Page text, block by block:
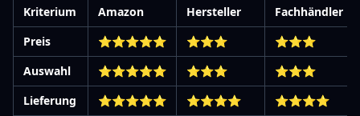
Kriterium Amazon Hersteller
Fachhändler
Preis
⭐⭐⭐⭐⭐ ⭐⭐⭐
⭐⭐⭐
Auswahl
⭐⭐⭐⭐⭐ ⭐⭐⭐
⭐⭐⭐
Lieferung
⭐⭐⭐⭐⭐ ⭐⭐⭐⭐
⭐⭐⭐⭐